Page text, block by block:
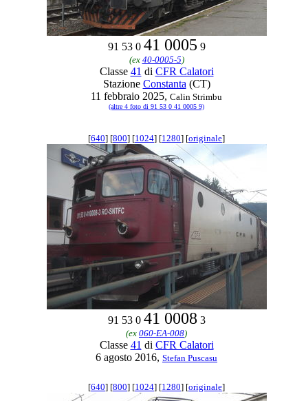
91 53 0 41 0005 9
(ex 40-0005-5)
Classe 41 di CFR Calatori
Stazione Constanta (CT)
11 febbraio 2025, Calin Strimbu
(altre 4 foto di 91 53 0 41 0005 9)
[640] [800] [1024] [1280] [originale]
91 53 0 41 0008 3
(ex 060-EA-008)
Classe 41 di CFR Calatori
6 agosto 2016, Stefan Puscasu
[640] [800] [1024] [1280] [originale]